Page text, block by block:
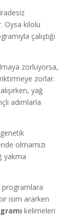
Oysa kilolu
çalıştığı
zorluyorsa,
zorlar.
yağ
adımlarla
olmamızı
yakma
programlara
isim ararken
kelimeleri